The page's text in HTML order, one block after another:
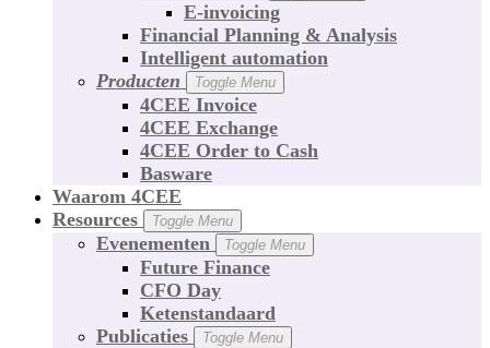
E-invoicing
Financial Planning & Analysis
Intelligent automation
Producten
Toggle Menu
4CEE Invoice
4CEE Exchange
4CEE Order to Cash
Basware
Waarom 4CEE
Resources
Toggle Menu
Evenementen Toggle Menu
Future Finance
CFO Day
Ketenstandaard
Publicaties
Toggle Menu